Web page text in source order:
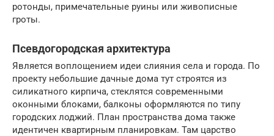
ротонды, примечательные руины или живописные
гроты.
Псевдогородская архитектура
Является воплощением идеи слияния села и города. По
проекту небольшие дачные дома тут строятся из
силикатного кирпича, стеклятся современными
оконными блоками, балконы оформляются по типу
городских лоджий. План пространства дома также
идентичен квартирным планировкам. Там царство